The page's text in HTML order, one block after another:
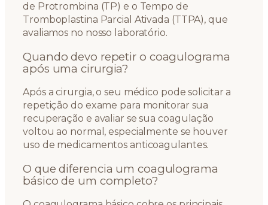
de Protrombina (TP) e o Tempo de
Tromboplastina Parcial Ativada (TTPA), que
avaliamos no nosso laboratório.
Quando devo repetir o coagulograma
após uma cirurgia?
Após a cirurgia, o seu médico pode solicitar a
repetição do exame para monitorar sua
recuperação e avaliar se sua coagulação
voltou ao normal, especialmente se houver
uso de medicamentos anticoagulantes.
O que diferencia um coagulograma
básico de um completo?